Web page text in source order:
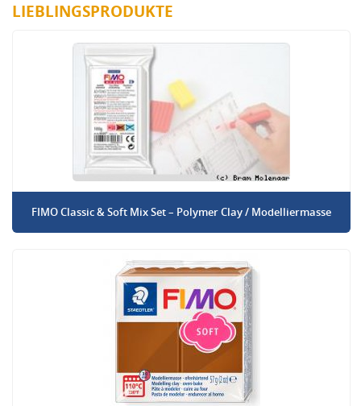
LIEBLINGSPRODUKTE
FIMO Classic & Soft Mix Set – Polymer Clay / Modelliermasse